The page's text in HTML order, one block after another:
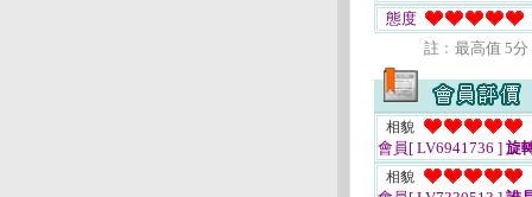
態度
註﹕最高值 5分
相貌
會員[ LV6941736 ] 旋
相貌